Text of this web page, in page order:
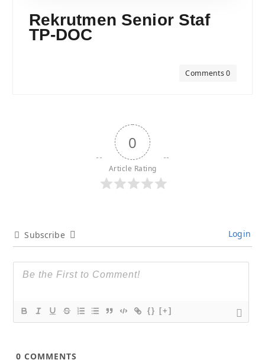
Rekrutmen Senior Staf
TP-DOC
Comments 0
0
Article Rating
Subscribe Login
{} [+]
0 COMMENTS